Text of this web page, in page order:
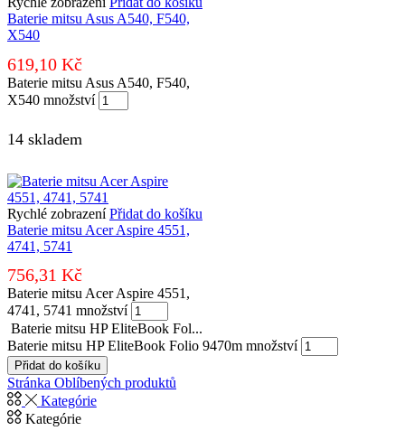
Baterie mitsu Asus A540, F540,
X540
619,10 Kč
Baterie mitsu Asus A540, F540,
X540 množství
14 skladem
Rychlé zobrazení Přidat do košíku
Baterie mitsu Acer Aspire 4551,
4741, 5741
756,31 Kč
Baterie mitsu Acer Aspire 4551,
4741, 5741 množství
Baterie mitsu HP EliteBook Fol...
Baterie mitsu HP EliteBook Folio 9470m množství
Přidat do košíku
Stránka Oblíbených produktů
Kategórie
Kategórie